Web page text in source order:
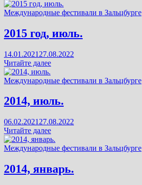
год,
июль.
Международные фестивали в Зальцбурге
2015 год, июль.
14.01.2021 27.08.2022
2015
год,
июль.
Читайте далее
Международные фестивали в Зальцбурге
2014, июль.
06.02.2021 27.08.2022
2014,
июль.
Читайте далее
Международные фестивали в Зальцбурге
2014, январь.